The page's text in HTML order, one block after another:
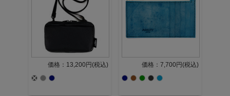
価格：13,200円(税込) 価格：7,700円(税込)